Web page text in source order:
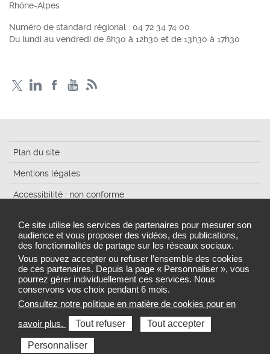
Ce site utilise les services de partenaires pour mesurer son
audience et vous proposer des vidéos, des publications,
des fonctionnalités de partage sur les réseaux sociaux.
Vous pouvez accepter ou refuser l’ensemble des cookies
de ces partenaires. Depuis la page « Personnaliser », vous
pourrez gérer individuellement ces services. Nous
conservons vos choix pendant 6 mois.
Consultez notre politique en matière de cookies pour en
savoir plus.
Tout refuser Tout accepter
Personnaliser
Rhône-Alpes
Numéro de standard régional : 04 72 34 74 00
Du lundi au vendredi de 8h30 à 12h30 et de 13h30 à 17h30
Plan du site
Mentions légales
Accessibilité : non conforme
Cookies
Gestion des cookies
Sélectionnez une région pour accéder au site de votre
Agence régionale de santé
Toutes les ARS